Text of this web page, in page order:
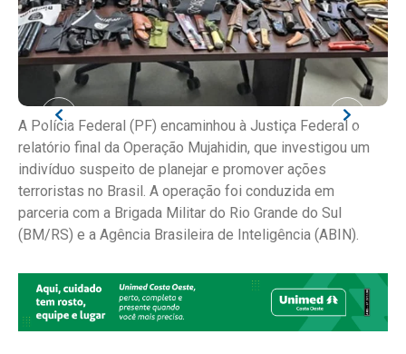
A Polícia Federal (PF) encaminhou à Justiça Federal o
relatório final da Operação Mujahidin, que investigou um
indivíduo suspeito de planejar e promover ações
terroristas no Brasil. A operação foi conduzida em
parceria com a Brigada Militar do Rio Grande do Sul
(BM/RS) e a Agência Brasileira de Inteligência (ABIN).